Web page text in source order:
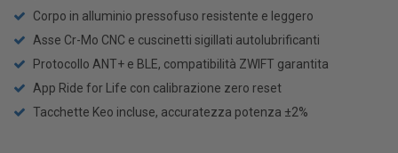
Corpo in alluminio pressofuso resistente e leggero
Asse Cr-Mo CNC e cuscinetti sigillati autolubrificanti
Protocollo ANT+ e BLE, compatibilità ZWIFT garantita
App Ride for Life con calibrazione zero reset
Tacchette Keo incluse, accuratezza potenza ±2%